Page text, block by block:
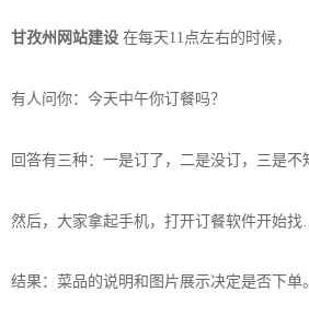
甘孜州网站建设 在每天11点左右的时候，
有人问你：今天中午你订餐吗？
回答有三种：一是订了，二是没订，三是不
然后，大家拿起手机，打开订餐软件开始
结果：菜品的说明和图片展示决定是否下单。